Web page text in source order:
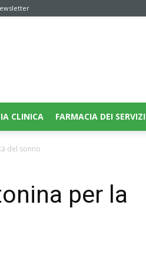
CLINICA FARMACIA DEI SERVIZI
del sonno
per la